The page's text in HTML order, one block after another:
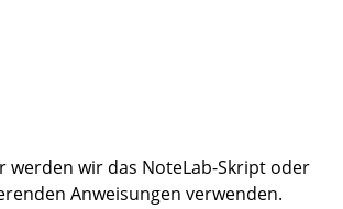
werden wir das NoteLab-Skript oder
Anweisungen verwenden.